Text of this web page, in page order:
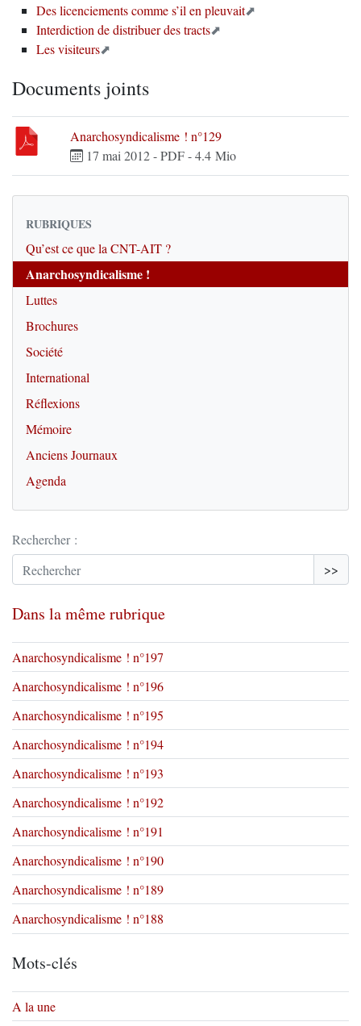
Des licenciements comme s’il en pleuvait
Interdiction de distribuer des tracts
Les visiteurs
Documents joints
Anarchosyndicalisme ! n°129
17 mai 2012-PDF-4.4 Mio
RUBRIQUES
Qu’est ce que la CNT-AIT ?
Anarchosyndicalisme !
Luttes
Brochures
Société
International
Réflexions
Mémoire
Anciens Journaux
Agenda
Rechercher :
>>
Dans la même rubrique
Anarchosyndicalisme ! n°197
Anarchosyndicalisme ! n°196
Anarchosyndicalisme ! n°195
Anarchosyndicalisme ! n°194
Anarchosyndicalisme ! n°193
Anarchosyndicalisme ! n°192
Anarchosyndicalisme ! n°191
Anarchosyndicalisme ! n°190
Anarchosyndicalisme ! n°189
Anarchosyndicalisme ! n°188
Mots-clés
A la une